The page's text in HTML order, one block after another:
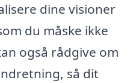
dine visioner
du måske ikke
også rådgive om
så dit